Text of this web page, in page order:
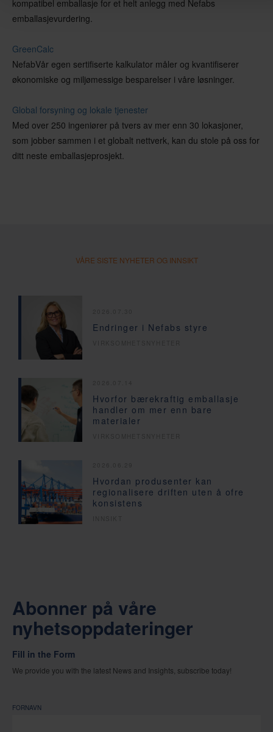
kompatibel emballasje for et helt anlegg med Nefabs
emballasjevurdering.
GreenCalc
NefabVår egen sertifiserte kalkulator måler og kvantifiserer
økonomiske og miljømessige besparelser i våre løsninger.
Global forsyning og lokale tjenester
Med over 250 ingeniører på tvers av mer enn 30 lokasjoner,
som jobber sammen i et globalt nettverk, kan du stole på oss for
ditt neste emballasjeprosjekt.
VÅRE SISTE NYHETER OG INNSIKT
Endringer i Nefabs styre
Hvorfor bærekraftig emballasje
handler om mer enn bare
materialer
Hvordan produsenter kan
regionalisere driften uten å ofre
konsistens
Abonner på våre
nyhetsoppdateringer
Fill in the Form
We provide you with the latest News and Insights, subscribe today!
FORNAVN